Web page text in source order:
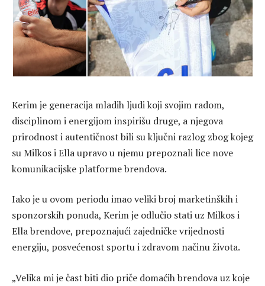
Kerim je generacija mladih ljudi koji svojim radom,
disciplinom i energijom inspirišu druge, a njegova
prirodnost i autentičnost bili su ključni razlog zbog kojeg
su Milkos i Ella upravo u njemu prepoznali lice nove
komunikacijske platforme brendova.
Iako je u ovom periodu imao veliki broj marketinških i
sponzorskih ponuda, Kerim je odlučio stati uz Milkos i
Ella brendove, prepoznajući zajedničke vrijednosti
energiju, posvećenost sportu i zdravom načinu života.
„Velika mi je čast biti dio priče domaćih brendova uz koje